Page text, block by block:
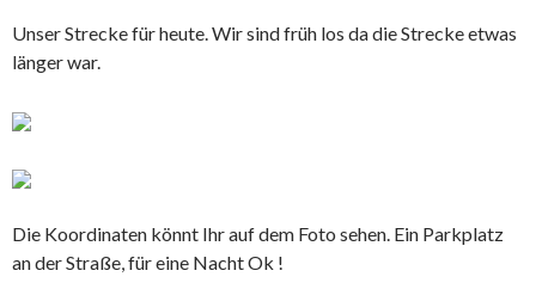
Unser Strecke für heute. Wir sind früh los da die Strecke etwas
länger war.
Die Koordinaten könnt Ihr auf dem Foto sehen. Ein Parkplatz
an der Straße, für eine Nacht Ok !